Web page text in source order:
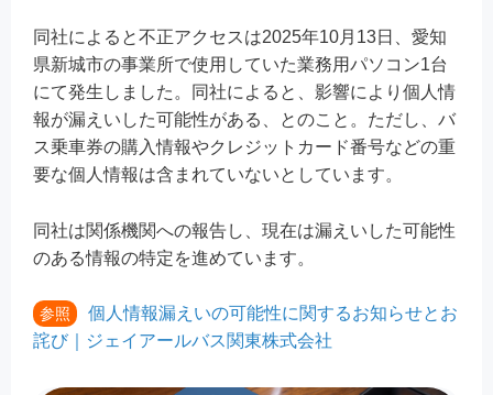
同社によると不正アクセスは2025年10月13日、愛知
県新城市の事業所で使用していた業務用パソコン1台
にて発生しました。同社によると、影響により個人情
報が漏えいした可能性がある、とのこと。ただし、バ
ス乗車券の購入情報やクレジットカード番号などの重
要な個人情報は含まれていないとしています。
同社は関係機関への報告し、現在は漏えいした可能性
のある情報の特定を進めています。
参照
個人情報漏えいの可能性に関するお知らせとお
詫び｜ジェイアールバス関東株式会社